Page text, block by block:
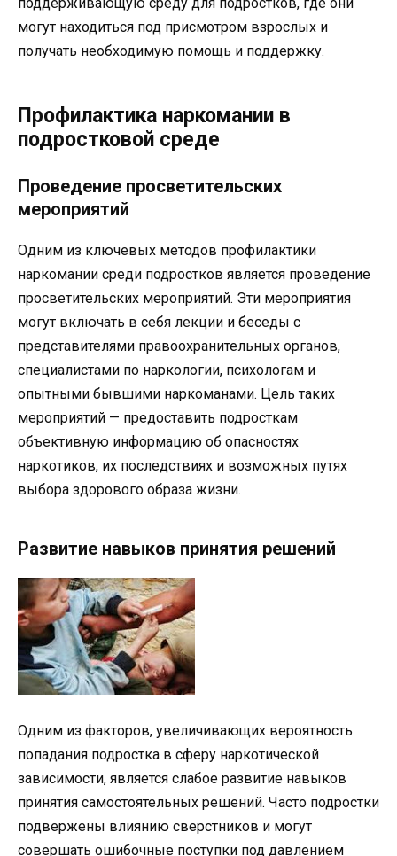
могут находиться под присмотром взрослых и
получать необходимую помощь и поддержку.
Профилактика наркомании в
подростковой среде
Проведение просветительских
мероприятий
Одним из ключевых методов профилактики
наркомании среди подростков является проведение
просветительских мероприятий. Эти мероприятия
могут включать в себя лекции и беседы с
представителями правоохранительных органов,
специалистами по наркологии, психологам и
опытными бывшими наркоманами. Цель таких
мероприятий — предоставить подросткам
объективную информацию об опасностях
наркотиков, их последствиях и возможных путях
выбора здорового образа жизни.
Развитие навыков принятия решений
Одним из факторов, увеличивающих вероятность
попадания подростка в сферу наркотической
зависимости, является слабое развитие навыков
принятия самостоятельных решений. Часто подростки
подвержены влиянию сверстников и могут
совершать ошибочные поступки под давлением